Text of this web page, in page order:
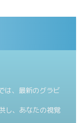
は、最新のグラビ
し、あなたの視覚